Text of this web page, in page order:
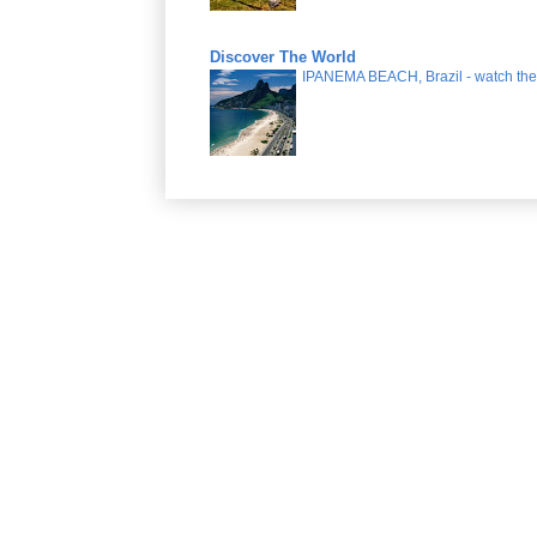
Discover The World
IPANEMA BEACH, Brazil - watch